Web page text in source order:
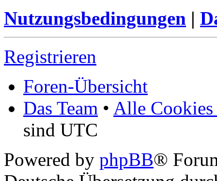
Nutzungsbedingungen |
Registrieren
Foren-Übersicht
Das Team • Alle Cookies
sind UTC
Powered by phpBB®